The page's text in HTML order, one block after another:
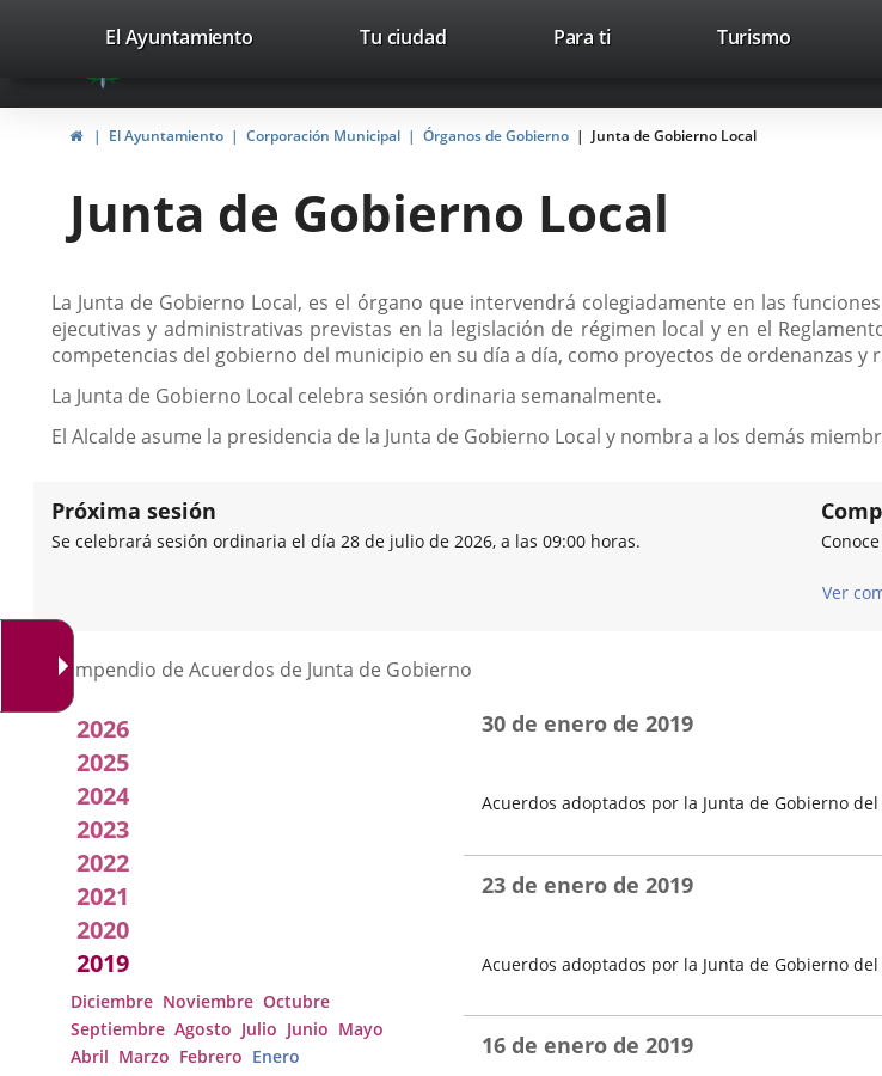
Portal
Web
del
Valladolid
avaTop Trabaja con
valladolid.es
El Ayuntamiento Tu ciudad Para ti TurismoEste
abrirá
InicioEl Ayuntamiento Corporación Municipal Órganos de Gobierno Junta de Gobierno Local
Junta de Gobierno Local
Descripción
La Junta de Gobierno Local, es el órgano que intervendrá colegiadamente en las
ejecutivas y administrativas previstas en la legislación de régimen local y en el
competencias del gobierno del municipio en su día a día, como proyectos de ordenanzas
La Junta de Gobierno Local celebra sesión ordinaria semanalmente.
El Alcalde asume la presidencia de la Junta de Gobierno Local y nombra a los demás
Próxima sesión
Se celebrará sesión ordinaria el día 28 de julio de 2026, a las 09:00 horas.
Ver
Listado
de
Acuerdos
de
Junta
de
Gobierno
Local
Compendio de Acuerdos de Junta de Gobierno
2026
2025
2024
2023
2022
2021
2020
2019
Diciembre Noviembre Octubre
Septiembre Agosto Julio Junio Mayo
Abril Marzo Febrero Enero
Acuerdos adoptados por la Junta de Gobierno
del
Pleno
30 de enero de 2019
Acuerdos adoptados por la Junta de Gobierno
del
Pleno
23 de enero de 2019
16 de enero de 2019